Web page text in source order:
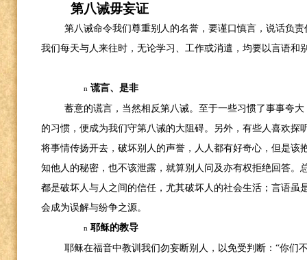
第八诫毋妄证
第八诫命令我们尊重别人的名誉，要谨口慎言，说话负
我们每天与人来往时，无论学习、工作或消遣，均要以言语和
n 谎言、是非
蓄意的谎言，当然相反第八诫。至于一些习惯了事事夸
的习惯，便成为我们守第八诫的大阻碍。另外，有些人喜欢探
将事情传扬开去，破坏别人的声誉，人人都有好奇心，但是该
知他人的秘密，也不该泄露，就算别人问及亦有权拒绝回答。
都是破坏人与人之间的信任，尤其破坏人的社会生活；言语虽
会成为误解与纷争之源。
n 耶稣的教导
耶稣在福音中教训我们勿妄断别人，以免受判断：“你